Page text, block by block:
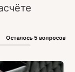
Осталось 5 вопросов